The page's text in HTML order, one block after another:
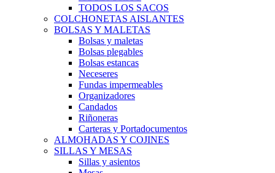
TODOS LOS SACOS
COLCHONETAS AISLANTES
BOLSAS Y MALETAS
Bolsas y maletas
Bolsas plegables
Bolsas estancas
Neceseres
Fundas impermeables
Organizadores
Candados
Riñoneras
Carteras y Portadocumentos
ALMOHADAS Y COJINES
SILLAS Y MESAS
Sillas y asientos